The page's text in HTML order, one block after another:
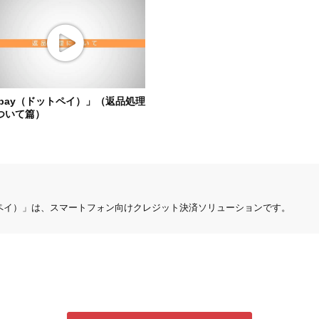
（ドットペイ）」（返品処理
いて篇）
）」は、スマートフォン向けクレジット決済ソリューションです。